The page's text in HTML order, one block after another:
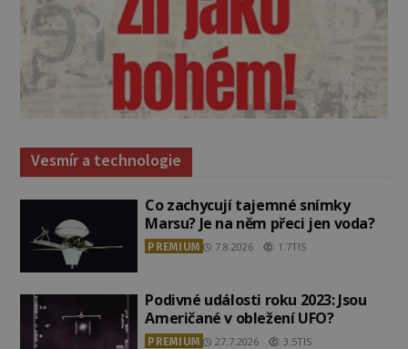
Vesmír a technologie
Co zachycují tajemné snímky
Marsu? Je na něm přeci jen voda?
PREMIUM 7.8.2026 1.7TIS
Podivné události roku 2023: Jsou
Američané v obležení UFO?
PREMIUM 27.7.2026 3.5TIS